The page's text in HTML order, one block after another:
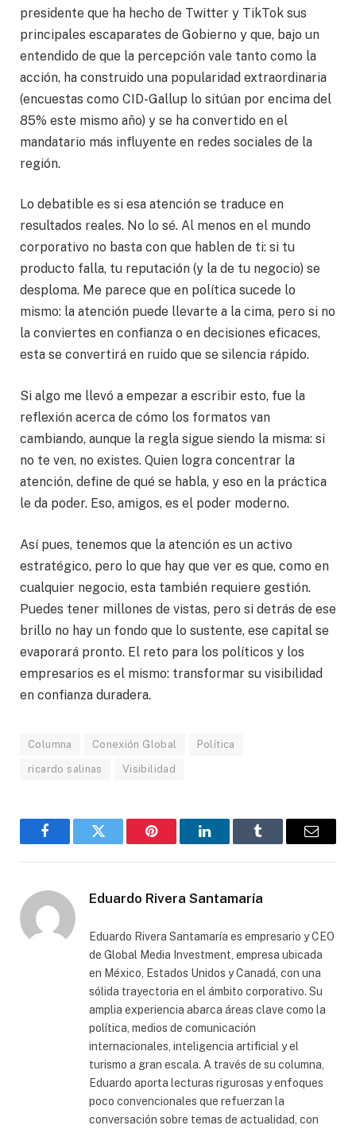
presidente que ha hecho de Twitter y TikTok sus
principales escaparates de Gobierno y que, bajo un
entendido de que la percepción vale tanto como la
acción, ha construido una popularidad extraordinaria
(encuestas como CID-Gallup lo sitúan por encima del
85% este mismo año) y se ha convertido en el
mandatario más influyente en redes sociales de la
región.
Lo debatible es si esa atención se traduce en
resultados reales. No lo sé. Al menos en el mundo
corporativo no basta con que hablen de ti: si tu
producto falla, tu reputación (y la de tu negocio) se
desploma. Me parece que en política sucede lo
mismo: la atención puede llevarte a la cima, pero si no
la conviertes en confianza o en decisiones eficaces,
esta se convertirá en ruido que se silencia rápido.
Si algo me llevó a empezar a escribir esto, fue la
reflexión acerca de cómo los formatos van
cambiando, aunque la regla sigue siendo la misma: si
no te ven, no existes. Quien logra concentrar la
atención, define de qué se habla, y eso en la práctica
le da poder. Eso, amigos, es el poder moderno.
Así pues, tenemos que la atención es un activo
estratégico, pero lo que hay que ver es que, como en
cualquier negocio, esta también requiere gestión.
Puedes tener millones de vistas, pero si detrás de ese
brillo no hay un fondo que lo sustente, ese capital se
evaporará pronto. El reto para los políticos y los
empresarios es el mismo: transformar su visibilidad
en confianza duradera.
Columna Conexión Global Política
ricardo salinas Visibilidad
FacebookGorjeo Pinterest LinkedInTumblr
Correo
Eduardo Rivera Santamaría
Eduardo Rivera Santamaría es empresario y CEO
de Global Media Investment, empresa ubicada
en México, Estados Unidos y Canadá, con una
sólida trayectoria en el ámbito corporativo. Su
amplia experiencia abarca áreas clave como la
política, medios de comunicación
internacionales, inteligencia artificial y el
turismo a gran escala. A través de su columna,
Eduardo aporta lecturas rigurosas y enfoques
poco convencionales que refuerzan la
conversación sobre temas de actualidad, con